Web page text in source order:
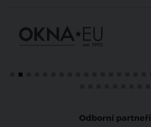
Odborní partneři